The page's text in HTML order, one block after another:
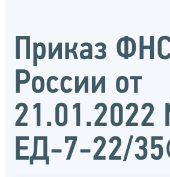
Приказ
России от
ЕД-7-22/